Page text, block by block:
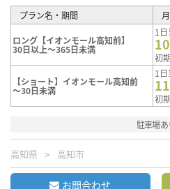
プラン名・期間
ロング【イオンモール高知前】
30日以上～365日未満
1
初
【ショート】イオンモール高知前
～30日未満
1
初
駐車場あ
高知県 高知市
お問合わせ